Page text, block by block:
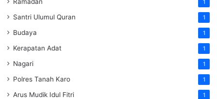
1
Santri Ulumul Quran 1
Budaya 1
Kerapatan Adat 1
Nagari 1
Polres Tanah Karo 1
Arus Mudik Idul Fitri 1